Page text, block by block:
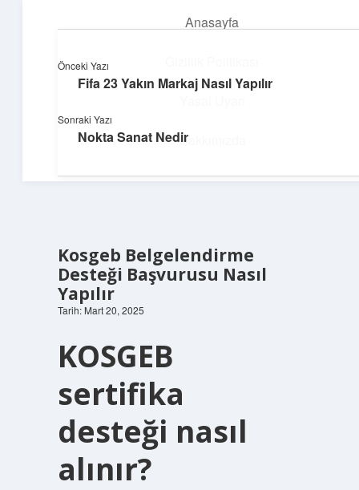
Anasayfa
Hakkımızda
Pratik Çözüm Rehberi
Hayatını kolaylaştıran zekice fikirler!
Kosgeb Belgelendirme
Desteği Başvurusu Nasıl
Yapılır
Tarih: Mart 20, 2025
KOSGEB
sertifika
desteği nasıl
alınır?
Önceki Yazı
Fifa 23 Yakın Markaj Nasıl Yapılır
Sonraki Yazı
Nokta Sanat Nedir